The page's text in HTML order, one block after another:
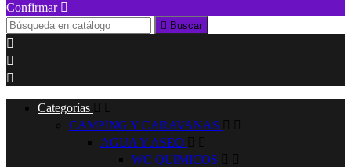
Confirmar 
 Buscar



Categorías  
CAMPING Y CARAVANAS  
AGUA Y ASEO  
WC QUIMICOS  